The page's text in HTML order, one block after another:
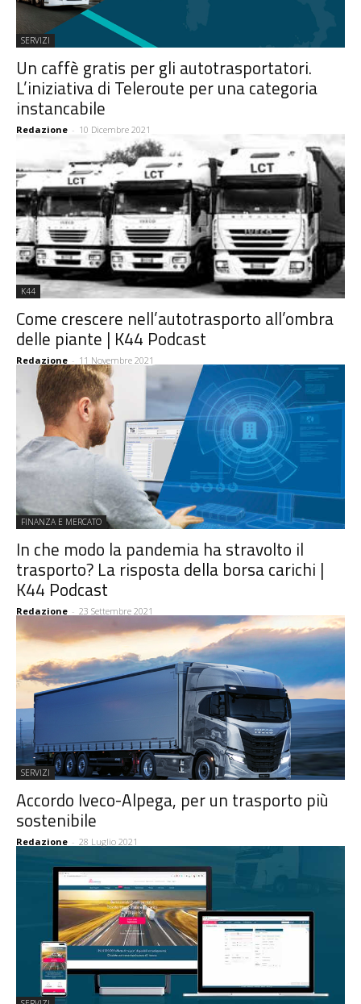
SERVIZI
Un caffè gratis per gli autotrasportatori.
L’iniziativa di Teleroute per una categoria
instancabile
Redazione - 10 Dicembre 2021
K44
Come crescere nell’autotrasporto all’ombra
delle piante | K44 Podcast
Redazione - 11 Novembre 2021
FINANZA E MERCATO
In che modo la pandemia ha stravolto il
trasporto? La risposta della borsa carichi |
K44 Podcast
Redazione - 23 Settembre 2021
SERVIZI
Accordo Iveco-Alpega, per un trasporto più
sostenibile
Redazione - 28 Luglio 2021